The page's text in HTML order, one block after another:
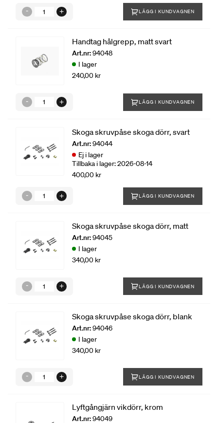
LÄGG I KUNDVAGNEN
Handtag hålgrepp, matt svart
Art.nr:94048
I lager
240,00 kr
LÄGG I KUNDVAGNEN
Skoga skruvpåse skoga dörr, svart
Art.nr:94044
Ej i lager
Tillbaka i lager: 2026-08-14
400,00 kr
LÄGG I KUNDVAGNEN
Skoga skruvpåse skoga dörr, matt
Art.nr:94045
I lager
340,00 kr
LÄGG I KUNDVAGNEN
Skoga skruvpåse skoga dörr, blank
Art.nr:94046
I lager
340,00 kr
LÄGG I KUNDVAGNEN
Lyftgångjärn vikdörr, krom
Art.nr:94049